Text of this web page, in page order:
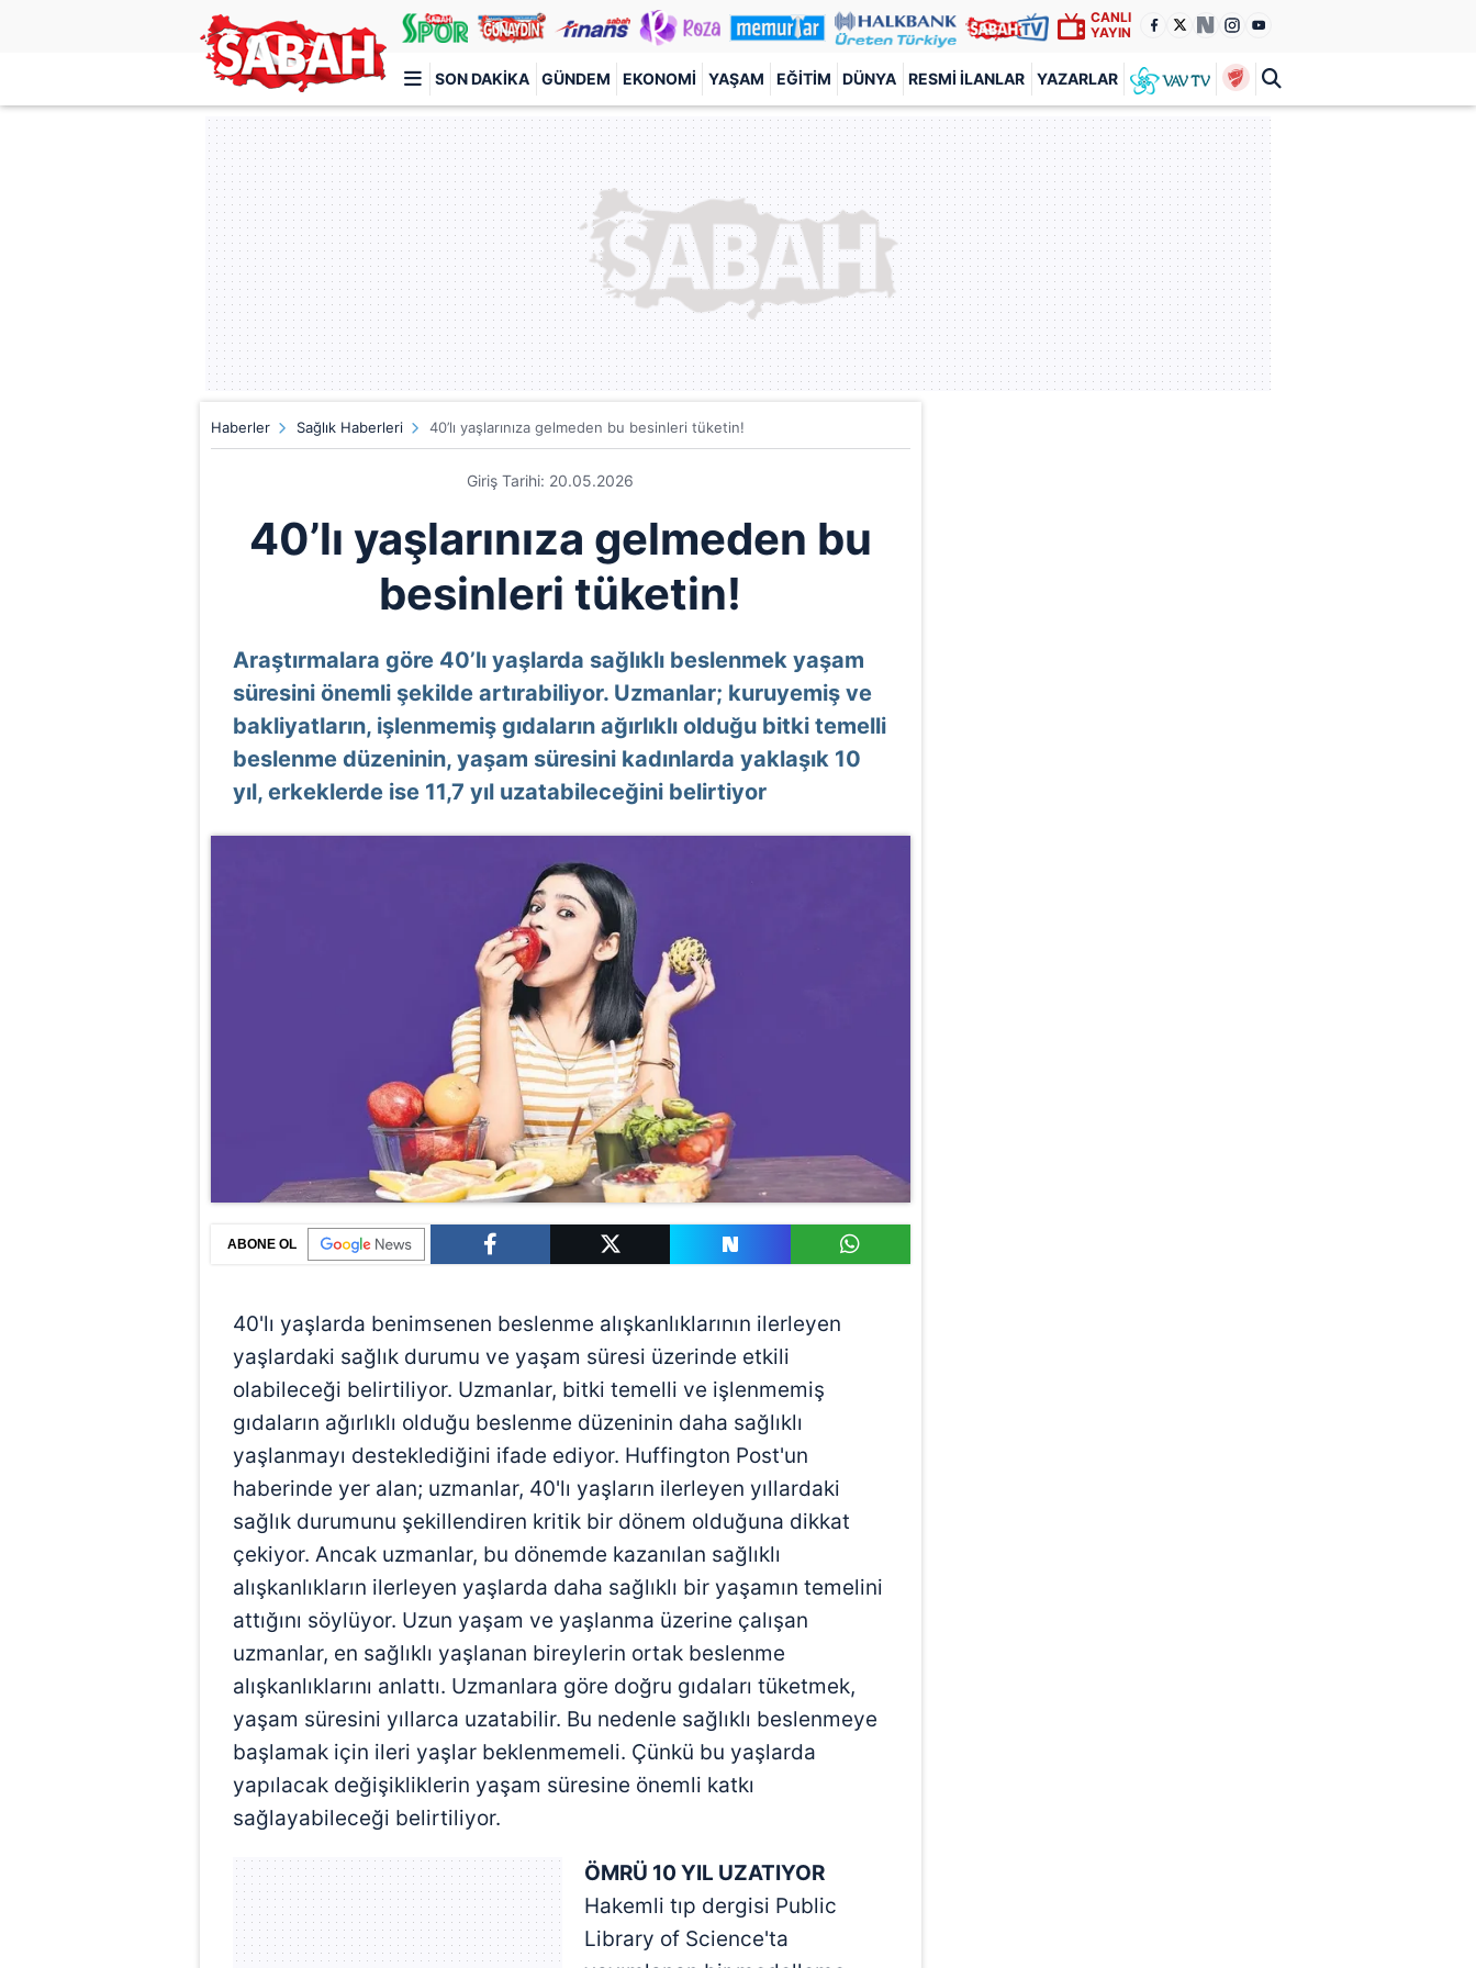
CANLI
YAYIN
SON DAKIKA GÜNDEM EKONOMI YAŞAM EĞITIM DÜNYA RESMI İLANLAR YAZARLAR
Türkiye'nin en iyi haber sitesi
Haberler Sağlık Haberleri 40’lı yaşlarınıza gelmeden bu besinleri tüketin!
Giriş Tarihi: 20.05.2026
40’lı yaşlarınıza gelmeden bu
besinleri tüketin!
Araştırmalara göre 40’lı yaşlarda sağlıklı beslenmek yaşam
süresini önemli şekilde artırabiliyor. Uzmanlar; kuruyemiş ve
bakliyatların, işlenmemiş gıdaların ağırlıklı olduğu bitki temelli
beslenme düzeninin, yaşam süresini kadınlarda yaklaşık 10
yıl, erkeklerde ise 11,7 yıl uzatabileceğini belirtiyor
ABONE OL
40'lı yaşlarda benimsenen beslenme alışkanlıklarının ilerleyen
yaşlardaki sağlık durumu ve yaşam süresi üzerinde etkili
olabileceği belirtiliyor. Uzmanlar, bitki temelli ve işlenmemiş
gıdaların ağırlıklı olduğu beslenme düzeninin daha sağlıklı
yaşlanmayı desteklediğini ifade ediyor. Huffington Post'un
haberinde yer alan; uzmanlar, 40'lı yaşların ilerleyen yıllardaki
sağlık durumunu şekillendiren kritik bir dönem olduğuna dikkat
çekiyor. Ancak uzmanlar, bu dönemde kazanılan sağlıklı
alışkanlıkların ilerleyen yaşlarda daha sağlıklı bir yaşamın temelini
attığını söylüyor. Uzun yaşam ve yaşlanma üzerine çalışan
uzmanlar, en sağlıklı yaşlanan bireylerin ortak beslenme
alışkanlıklarını anlattı. Uzmanlara göre doğru gıdaları tüketmek,
yaşam süresini yıllarca uzatabilir. Bu nedenle sağlıklı beslenmeye
başlamak için ileri yaşlar beklenmemeli. Çünkü bu yaşlarda
yapılacak değişikliklerin yaşam süresine önemli katkı
sağlayabileceği belirtiliyor.
ÖMRÜ 10 YIL UZATIYOR
Hakemli tıp dergisi Public
Library of Science'ta